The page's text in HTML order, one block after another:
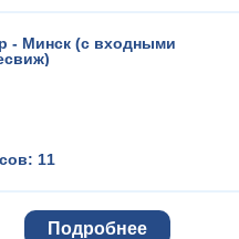
- Минск (с входными
Количество часов: 11
Подробнее